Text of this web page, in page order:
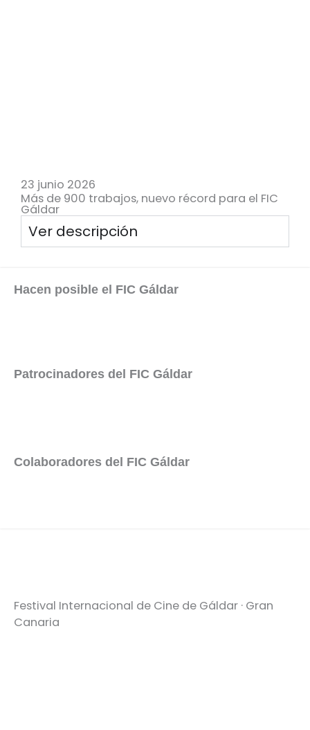
23 junio 2026
Más de 900 trabajos, nuevo récord para el FIC
Gáldar
Ver descripción
Hacen posible el FIC Gáldar
Patrocinadores del FIC Gáldar
Colaboradores del FIC Gáldar
Festival Internacional de Cine de Gáldar · Gran
Canaria